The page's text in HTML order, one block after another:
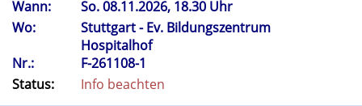
Wann:
So.08.11.2026, 18.30 Uhr
Wo:
Stuttgart - Ev. Bildungszentrum
Hospitalhof
Nr.:
F-261108-1
Status:
Info beachten